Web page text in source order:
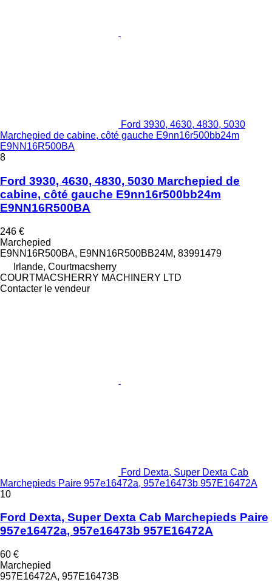
Ford 3930, 4630, 4830, 5030
Marchepied de cabine, côté gauche E9nn16r500bb24m
E9NN16R500BA
8
Ford 3930, 4630, 4830, 5030 Marchepied de
cabine, côté gauche E9nn16r500bb24m
E9NN16R500BA
246 €
Marchepied
E9NN16R500BA, E9NN16R500BB24M, 83991479
Irlande, Courtmacsherry
COURTMACSHERRY MACHINERY LTD
Contacter le vendeur
Ford Dexta, Super Dexta Cab
Marchepieds Paire 957e16472a, 957e16473b 957E16472A
10
Ford Dexta, Super Dexta Cab Marchepieds Paire
957e16472a, 957e16473b 957E16472A
60 €
Marchepied
957E16472A, 957E16473B